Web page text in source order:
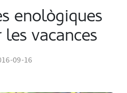
enològiques
les vacances
09-16